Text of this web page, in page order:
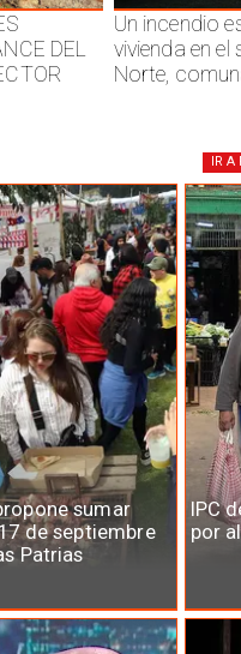
DEL
Un incendio
vivienda en
Norte,
sumar
de septiembre
Patrias
IPC
por
IR A